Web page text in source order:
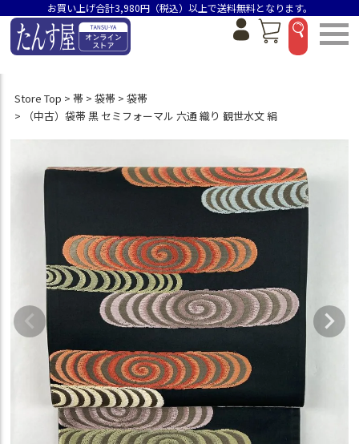
お買い上げ合計3,980円（税込）以上で送料無料となります。
Store Top 帯 袋帯
袋帯
（中古）袋帯 黒 セミフォーマル 六通 織り 観世水文 絹